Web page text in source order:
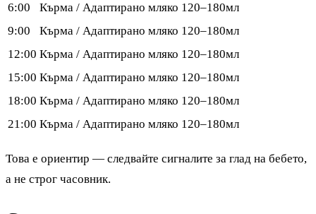
6:00 Кърма / Адаптирано мляко 120–180мл
9:00
Кърма / Адаптирано мляко 120–180мл
12:00 Кърма / Адаптирано мляко 120–180мл
15:00 Кърма / Адаптирано мляко 120–180мл
18:00 Кърма / Адаптирано мляко 120–180мл
21:00 Кърма / Адаптирано мляко 120–180мл
Това е ориентир — следвайте сигналите за глад на бебето,
а не строг часовник.